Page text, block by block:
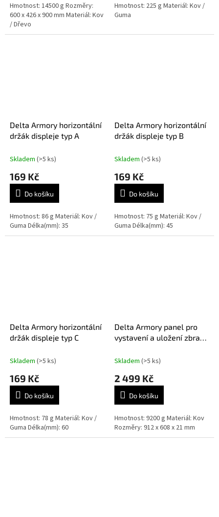
Hmotnost: 14500 g Rozměry:
600 x 426 x 900 mm Materiál: Kov
/ Dřevo
Hmotnost: 225 g Materiál: Kov /
Guma
Delta Armory horizontální
držák displeje typ A
Skladem (>5 ks)
169 Kč
Do košíku
Hmotnost: 86 g Materiál: Kov /
Guma Délka(mm): 35
Delta Armory horizontální
držák displeje typ B
Skladem (>5 ks)
169 Kč
Do košíku
Hmotnost: 75 g Materiál: Kov /
Guma Délka(mm): 45
Delta Armory horizontální
držák displeje typ C
Skladem (>5 ks)
169 Kč
Do košíku
Hmotnost: 78 g Materiál: Kov /
Guma Délka(mm): 60
Delta Armory panel pro
vystavení a uložení zbraní
Skladem (>5 ks)
2 499 Kč
Do košíku
Hmotnost: 9200 g Materiál: Kov
Rozměry: 912 x 608 x 21 mm